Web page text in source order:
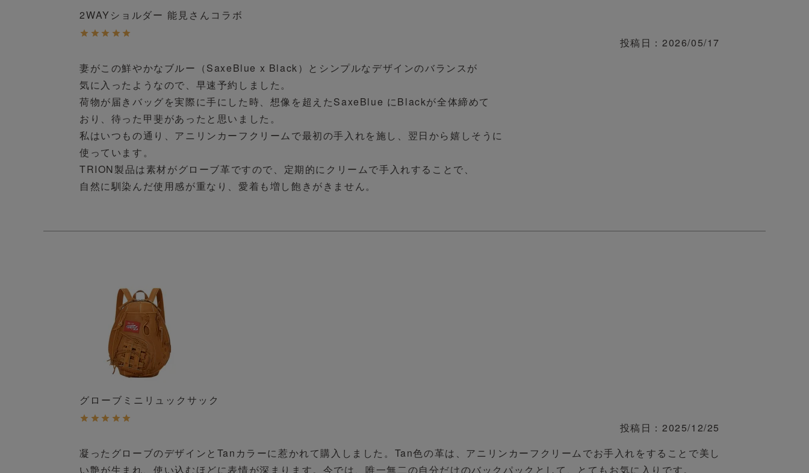
2WAYショルダー 能見さんコラボ
投稿日
2026/05/17
妻がこの鮮やかなブルー（SaxeBlue x Black）とシンプルなデザインのバランスが
気に入ったようなので、早速予約しました。
荷物が届きバッグを実際に手にした時、想像を超えたSaxeBlue にBlackが全体締めて
おり、待った甲斐があったと思いました。
私はいつもの通り、アニリンカーフクリームで最初の手入れを施し、翌日から嬉しそうに
使っています。
TRION製品は素材がグローブ革ですので、定期的にクリームで手入れすることで、
自然に馴染んだ使用感が重なり、愛着も増し飽きがきません。
グローブミニリュックサック
投稿日
2025/12/25
凝ったグローブのデザインとTanカラーに惹かれて購入しました。Tan色の革は、アニリンカーフクリームでお手入れをすることで美し
い艶が生まれ、使い込むほどに表情が深まります。今では、唯一無二の自分だけのバックパックとして、とてもお気に入りです。